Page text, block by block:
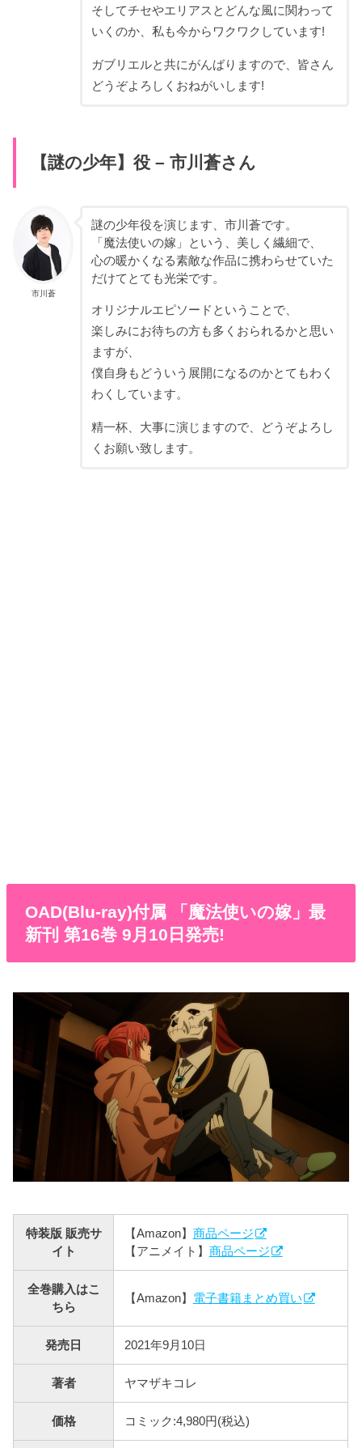
そしてチセやエリアスとどんな風に関わって
いくのか、私も今からワクワクしています!
ガブリエルと共にがんばりますので、皆さん
どうぞよろしくおねがいします!
【謎の少年】役 – 市川蒼さん
市川蒼
謎の少年役を演じます、市川蒼です。
「魔法使いの嫁」という、美しく繊細で、
心の暖かくなる素敵な作品に携わらせていた
だけてとても光栄です。
オリジナルエピソードということで、
楽しみにお待ちの方も多くおられるかと思い
ますが、
僕自身もどういう展開になるのかとてもわく
わくしています。
精一杯、大事に演じますので、どうぞよろし
くお願い致します。
OAD(Blu-ray)付属 「魔法使いの嫁」最
新刊 第16巻 9月10日発売!
特装版 販売サ
イト
【Amazon】 商品ページ
【アニメイト】 商品ページ
全巻購入はこ
ちら
【Amazon】 電子書籍まとめ買い
発売日 2021年9月10日
著者 ヤマザキコレ
価格 コミック:4,980円(税込)